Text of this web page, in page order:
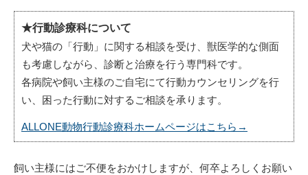
★行動診療科について
犬や猫の「行動」に関する相談を受け、獣医学的な側面
も考慮しながら、診断と治療を行う専門科です。
各病院や飼い主様のご自宅にて行動カウンセリングを行
い、困った行動に対するご相談を承ります。
ALLONE動物行動診療科ホームページはこちら→
飼い主様にはご不便をおかけしますが、何卒よろしくお願い